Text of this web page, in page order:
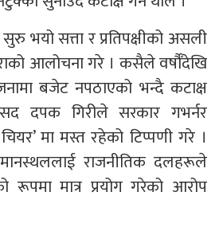
भयो सत्ता र प्रतिपक्षीको असली
आलोचना गरे । कसैले वर्षौँदेखि
बजेट नपठाएको भन्दै कटाक्ष
दपक गिरीले सरकार गभर्नर
मा मस्त रहेको टिप्पणी गरे ।
राजनीतिक दलहरूले
रूपमा मात्र प्रयोग गरेको आरोप